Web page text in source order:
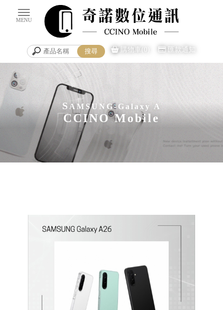
購物車(0) 匯款通知
SAMSUNG-Galaxy A